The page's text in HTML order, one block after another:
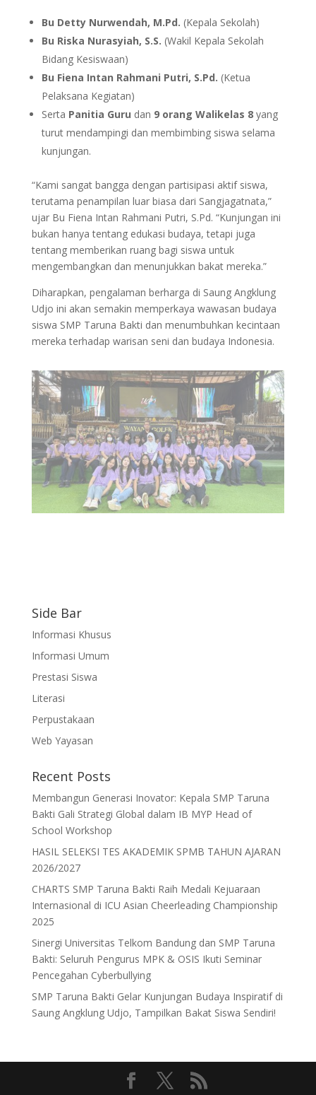
Bu Detty Nurwendah, M.Pd. (Kepala Sekolah)
Bu Riska Nurasyiah, S.S. (Wakil Kepala Sekolah
Bidang Kesiswaan)
Bu Fiena Intan Rahmani Putri, S.Pd. (Ketua
Pelaksana Kegiatan)
Serta Panitia Guru dan 9 orang Walikelas 8yang
turut mendampingi dan membimbing siswa selama
kunjungan.
“Kami sangat bangga dengan partisipasi aktif siswa,
terutama penampilan luar biasa dari Sangjagatnata,”
ujar Bu Fiena Intan Rahmani Putri, S.Pd. “Kunjungan ini
bukan hanya tentang edukasi budaya, tetapi juga
tentang memberikan ruang bagi siswa untuk
mengembangkan dan menunjukkan bakat mereka.”
Diharapkan, pengalaman berharga di Saung Angklung
Udjo ini akan semakin memperkaya wawasan budaya
siswa SMP Taruna Bakti dan menumbuhkan kecintaan
mereka terhadap warisan seni dan budaya Indonesia.
Side Bar
Informasi Khusus
Informasi Umum
Prestasi Siswa
Literasi
Perpustakaan
Web Yayasan
Recent Posts
Membangun Generasi Inovator: Kepala SMP Taruna
Bakti Gali Strategi Global dalam IB MYP Head of
School Workshop
HASIL SELEKSI TES AKADEMIK SPMB TAHUN AJARAN
2026/2027
CHARTS SMP Taruna Bakti Raih Medali Kejuaraan
Internasional di ICU Asian Cheerleading Championship
2025
Sinergi Universitas Telkom Bandung dan SMP Taruna
Bakti: Seluruh Pengurus MPK & OSIS Ikuti Seminar
Pencegahan Cyberbullying
SMP Taruna Bakti Gelar Kunjungan Budaya Inspiratif di
Saung Angklung Udjo, Tampilkan Bakat Siswa Sendiri!